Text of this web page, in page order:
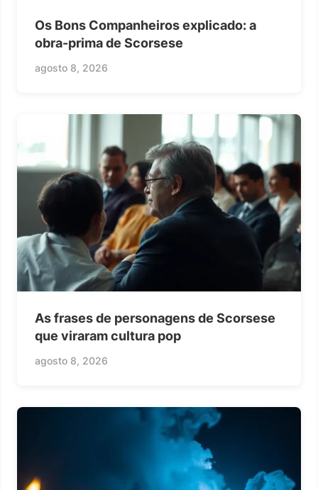
Os Bons Companheiros explicado: a
obra-prima de Scorsese
agosto 8, 2026
As frases de personagens de Scorsese
que viraram cultura pop
agosto 8, 2026